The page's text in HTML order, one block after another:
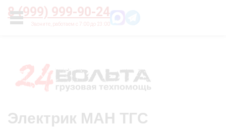
8 (999) 999-90-24
УСЛУГИ
Главная О нас Цены
Электрик МАН ТГС